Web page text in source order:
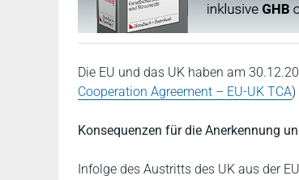
Die EU und das UK haben am
Cooperation Agreement – EU-UK TCA)
Konsequenzen für die Anerkennung
Infolge des Austritts des UK aus der